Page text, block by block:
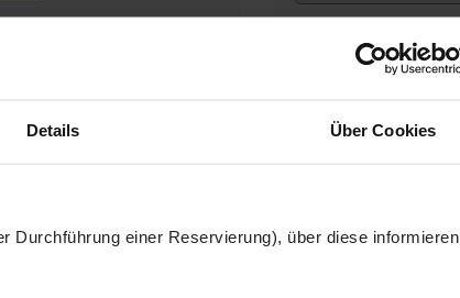
Details Über Cookies
Durchführung einer Reservierung), über diese
Bitte akzeptieren Sie